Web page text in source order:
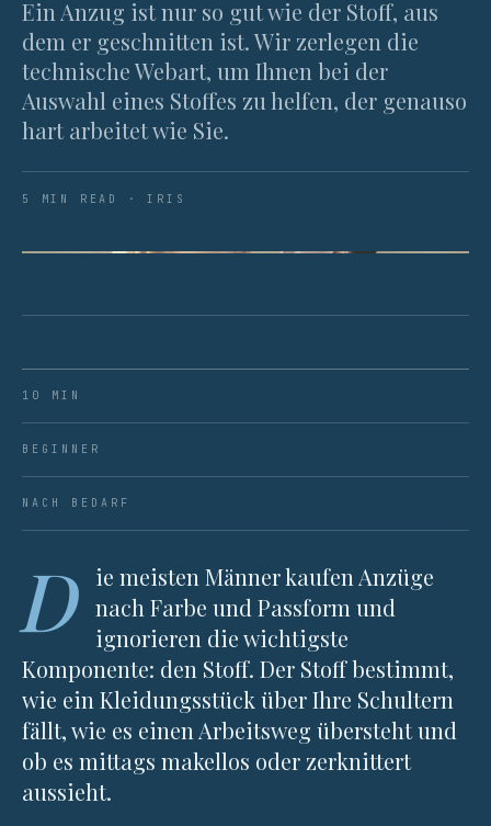
Ein Anzug ist nur so gut wie der Stoff, aus
dem er geschnitten ist. Wir zerlegen die
technische Webart, um Ihnen bei der
Auswahl eines Stoffes zu helfen, der genauso
hart arbeitet wie Sie.
5 MIN READ · IRIS
10 MIN
BEGINNER
NACH BEDARF
D ie meisten Männer kaufen Anzüge
nach Farbe und Passform und
ignorieren die wichtigste
Komponente: den Stoff. Der Stoff bestimmt,
wie ein Kleidungsstück über Ihre Schultern
fällt, wie es einen Arbeitsweg übersteht und
ob es mittags makellos oder zerknittert
aussieht.